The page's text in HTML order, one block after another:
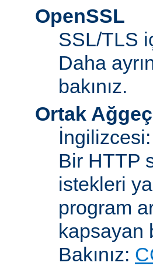
OpenSSL
SSL/TLS
Daha
bakınız.
Ortak
Bir HTTP
istekleri
program
kapsayan
Bakınız: